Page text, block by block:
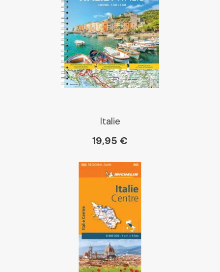
Dialogue
Librairie La Procure
Gibert
Kleber
Place des libraires
E Leclerc
Italie
19,95 €